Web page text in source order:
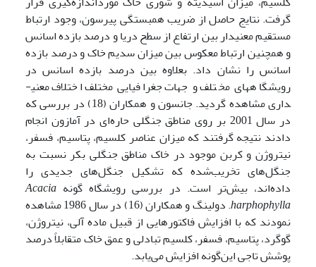
گرفت. نتایج حاصل از ضریب همبستگی پیرسون، وجود ارتباط
مستقیم معنی­دار بین ارتفاع از سطح دریا و درصد بازده اسانس
و همچنین ارتباط معکوس بین میزان سدیم خاک و درصد بازده
اسانس را نشان داد. بعلاوه بین درصد بازده اسانس در
رویشگاه­های مختلف و جهات جغرافیایی مختلف اختلاف معنی­
داری مشاهده گردید. جانسون و همکاران (18) در بررسی که
در سال 2001 بر روی مناطق جنگلی حاره‌ای در آمازون انجام
دادند نتیجه گرفتند که میزان عناصر کلسیم، پتاسیم، فسفر،
نیتروژن و کربن موجود در خاک مناطق جنگلی بکر نسبت به
جنگل‌های تخریب‌شده که تشکیل جنگل‌های جدیدی را
داده‌اند، بیش‌تر است. در بررسی رویشگاه گونه Acacia
harphophylla
. دولینگ و همکاران (16) در سال 1986 مشاهده
نمودند که با افزایش فاکتورهایی از قبیل ماده آلی، نیتروژن،
گوگرد، پتاسیم، فسفر، کلسیم تبادلی و عمق خاک متقابلاً درصد
پوشش تاجی این‌گونه افزایش می‌یابد.